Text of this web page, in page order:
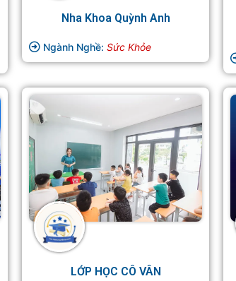
Nha Khoa Quỳnh Anh
Ngành Nghề: Sức Khỏe
LỚP HỌC CÔ VÂN